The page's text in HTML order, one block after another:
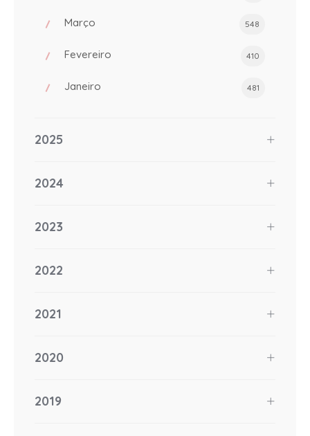
Março 548
Fevereiro 410
Janeiro 481
2025
2024
2023
2022
2021
2020
2019